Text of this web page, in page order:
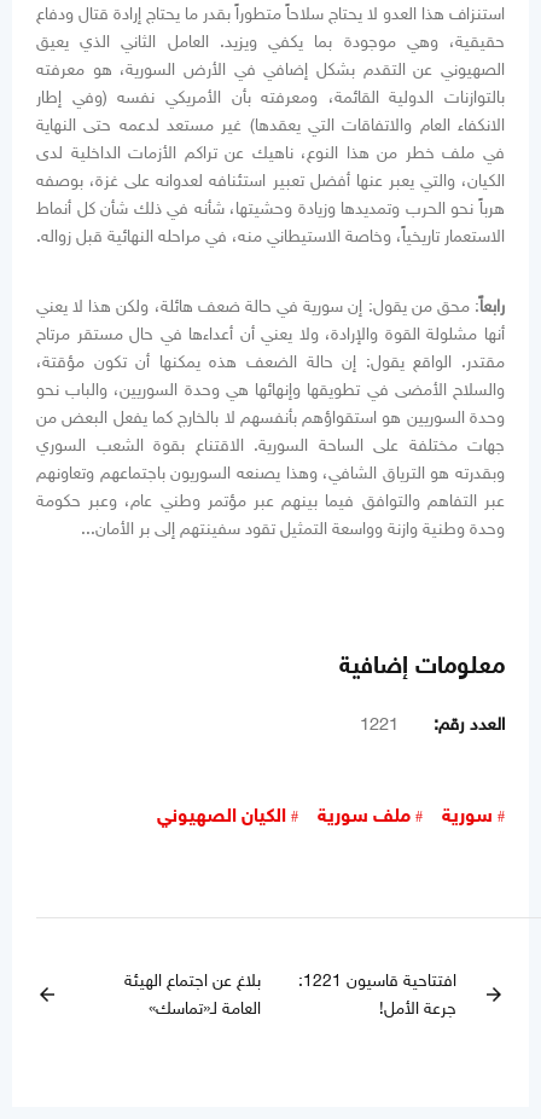
استنزاف هذا العدو لا يحتاج سلاحاً متطوراً بقدر ما يحتاج إرادة قتال ودفاع
حقيقية، وهي موجودة بما يكفي ويزيد. العامل الثاني الذي يعيق
الصهيوني عن التقدم بشكل إضافي في الأرض السورية، هو معرفته
بالتوازنات الدولية القائمة، ومعرفته بأن الأمريكي نفسه (وفي إطار
الانكفاء العام والاتفاقات التي يعقدها) غير مستعد لدعمه حتى النهاية
في ملف خطر من هذا النوع، ناهيك عن تراكم الأزمات الداخلية لدى
الكيان، والتي يعبر عنها أفضل تعبير استئنافه لعدوانه على غزة، بوصفه
هرباً نحو الحرب وتمديدها وزيادة وحشيتها، شأنه في ذلك شأن كل أنماط
الاستعمار تاريخياً، وخاصة الاستيطاني منه، في مراحله النهائية قبل زواله.
رابعاً: محق من يقول: إن سورية في حالة ضعف هائلة، ولكن هذا لا يعني
أنها مشلولة القوة والإرادة، ولا يعني أن أعداءها في حال مستقر مرتاح
مقتدر. الواقع يقول: إن حالة الضعف هذه يمكنها أن تكون مؤقتة،
والسلاح الأمضى في تطويقها وإنهائها هي وحدة السوريين، والباب نحو
وحدة السوريين هو استقواؤهم بأنفسهم لا بالخارج كما يفعل البعض من
جهات مختلفة على الساحة السورية. الاقتناع بقوة الشعب السوري
وبقدرته هو الترياق الشافي، وهذا يصنعه السوريون باجتماعهم وتعاونهم
عبر التفاهم والتوافق فيما بينهم عبر مؤتمر وطني عام، وعبر حكومة
وحدة وطنية وازنة وواسعة التمثيل تقود سفينتهم إلى بر الأمان...
معلومات إضافية
العدد رقم: 1221
سورية ملف سورية الكيان الصهيوني
arrow_forward
افتتاحية قاسيون 1221:
جرعة الأمل!
بلاغ عن اجتماع الهيئة
العامة لـ«تماسك»
arrow_back